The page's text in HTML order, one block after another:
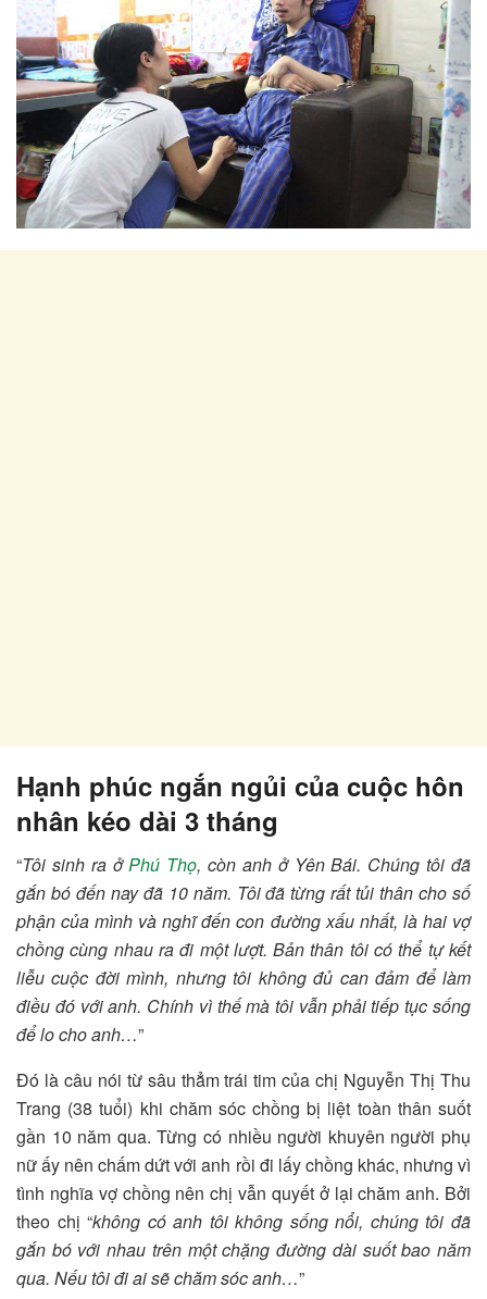
Hạnh phúc ngắn ngủi của cuộc hôn
nhân kéo dài 3 tháng
“Tôi sinh ra ởPhú Thọ, còn anh ở Yên Bái. Chúng tôi đã
gắn bó đến nay đã 10 năm. Tôi đã từng rất tủi thân cho số
phận của mình và nghĩ đến con đường xấu nhất, là hai vợ
chồng cùng nhau ra đi một lượt. Bản thân tôi có thể tự kết
liễu cuộc đời mình, nhưng tôi không đủ can đảm để làm
điều đó với anh. Chính vì thế mà tôi vẫn phải tiếp tục sống
để lo cho anh…”
Đó là câu nói từ sâu thẳm trái tim của chị Nguyễn Thị Thu
Trang (38 tuổi) khi chăm sóc chồng bị liệt toàn thân suốt
gần 10 năm qua. Từng có nhiều người khuyên người phụ
nữ ấy nên chấm dứt với anh rồi đi lấy chồng khác, nhưng vì
tình nghĩa vợ chồng nên chị vẫn quyết ở lại chăm anh. Bởi
theo chị “không có anh tôi không sống nổi, chúng tôi đã
gắn bó với nhau trên một chặng đường dài suốt bao năm
qua. Nếu tôi đi ai sẽ chăm sóc anh…”